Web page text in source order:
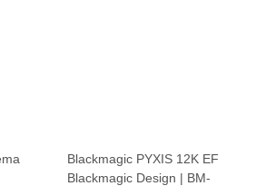
Blackmagic PYXIS 12K EF
Blackmagic Design | BM-